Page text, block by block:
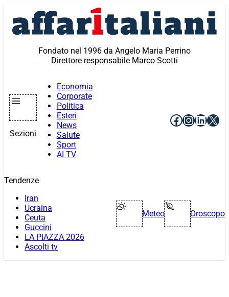
contenuto
Fondato nel 1996 da Angelo Maria Perrino
Direttore responsabile Marco Scotti
Sezioni
Economia
Corporate
Politica
Esteri
News
Salute
Sport
AI TV
Facebook
X
Tendenze
Iran
Ucraina
Ceuta
Guccini
LA PIAZZA 2026
Ascolti tv
Meteo Oroscopo